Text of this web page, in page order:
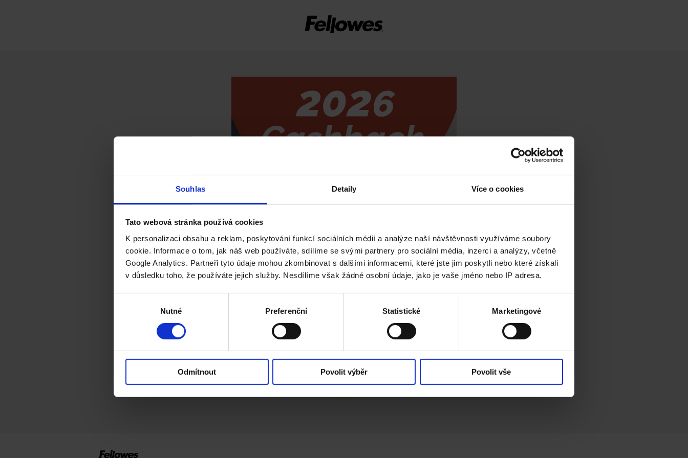
Souhlas Detaily Více o cookies
Tato webová stránka používá cookies
K personalizaci obsahu a reklam, poskytování funkcí sociálních médií a analýze naší návštěvnosti využíváme soubory
cookie. Informace o tom, jak náš web používáte, sdílíme se svými partnery pro sociální média, inzerci a analýzy, včetně
Google Analytics. Partneři tyto údaje mohou zkombinovat s dalšími informacemi, které jste jim poskytli nebo které získali
v důsledku toho, že používáte jejich služby. Nesdílíme však žádné osobní údaje, jako je vaše jméno nebo IP adresa.
Nutné Preferenční Statistické Marketingové
Odmítnout Povolit výběr Povolit vše
Platnost promo akce:
Q1: 01.01.2026 - 30.04.2026
Poslední datum
registrace:
Q2: 31.10.2026
Všechny registrace pro vratku musí být provedny do 30 dnů od
Pravidla a podmínky
ZKONTROLUJTE STAV
SVÉHO NÁROKU